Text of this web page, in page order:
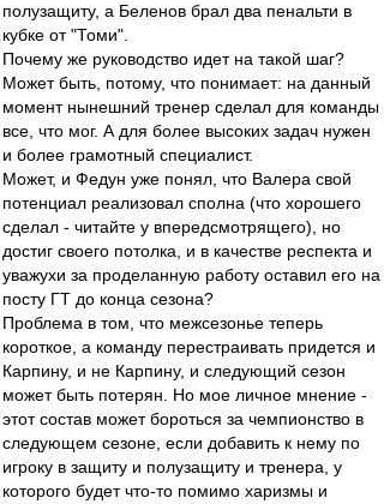
полузащиту, а Беленов брал два пенальти в
кубке от "Томи".
Почему же руководство идет на такой шаг?
Может быть, потому, что понимает: на данный
момент нынешний тренер сделал для команды
все, что мог. А для более высоких задач нужен
и более грамотный специалист.
Может, и Федун уже понял, что Валера свой
потенциал реализовал сполна (что хорошего
сделал - читайте у впередсмотрящего), но
достиг своего потолка, и в качестве респекта и
уважухи за проделанную работу оставил его на
посту ГТ до конца сезона?
Проблема в том, что межсезонье теперь
короткое, а команду перестраивать придется и
Карпину, и не Карпину, и следующий сезон
может быть потерян. Но мое личное мнение -
этот состав может бороться за чемпионство в
следующем сезоне, если добавить к нему по
игроку в защиту и полузащиту и тренера, у
которого будет что-то помимо харизмы и